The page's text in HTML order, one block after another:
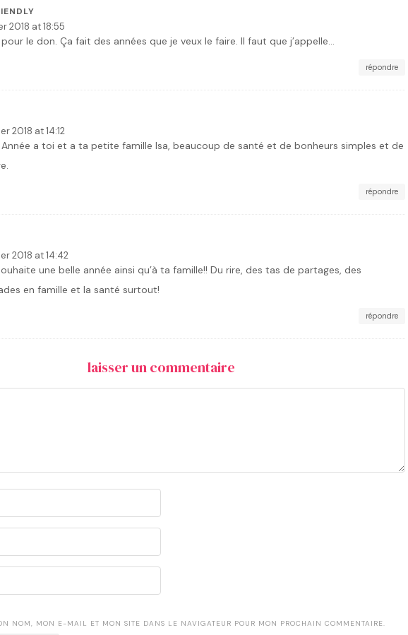
2018 at 18:55
pour le don. Ça fait des années que je veux le faire. Il faut que j’appelle…
répondre
2018 at 14:12
Année a toi et a ta petite famille Isa, beaucoup de santé et de bonheurs simples et de
répondre
2018 at 14:42
une belle année ainsi qu’à ta famille!! Du rire, des tas de partages, des
en famille et la santé surtout!
répondre
laisser un commentaire
NOM, MON E-MAIL ET MON SITE DANS LE NAVIGATEUR POUR MON PROCHAIN COMMENTAIRE.